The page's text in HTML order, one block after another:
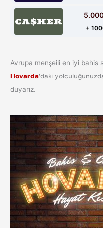
+
Avrupa menşeili en iyi bahis
Hovarda'daki
duyarız.